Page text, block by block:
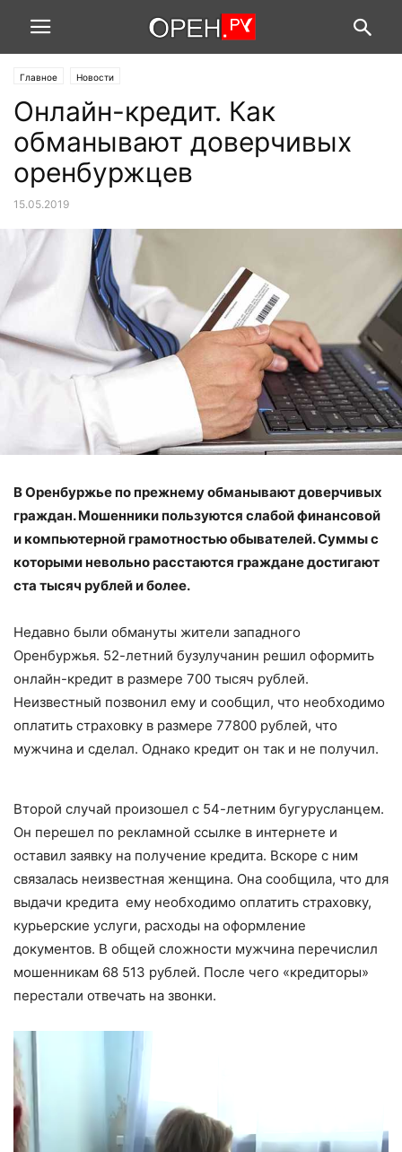
Главное Новости
Онлайн-кредит. Как
обманывают доверчивых
оренбуржцев
15.05.2019
В Оренбуржье по прежнему обманывают доверчивых
граждан. Мошенники пользуются слабой финансовой
и компьютерной грамотностью обывателей. Суммы с
которыми невольно расстаются граждане достигают
ста тысяч рублей и более.
Недавно были обмануты жители западного
Оренбуржья. 52-летний бузулучанин решил оформить
онлайн-кредит в размере 700 тысяч рублей.
Неизвестный позвонил ему и сообщил, что необходимо
оплатить страховку в размере 77800 рублей, что
мужчина и сделал. Однако кредит он так и не получил.
Второй случай произошел с 54-летним бугурусланцем.
Он перешел по рекламной ссылке в интернете и
оставил заявку на получение кредита. Вскоре с ним
связалась неизвестная женщина. Она сообщила, что для
выдачи кредита ему необходимо оплатить страховку,
курьерские услуги, расходы на оформление
документов. В общей сложности мужчина перечислил
мошенникам 68 513 рублей. После чего «кредиторы»
перестали отвечать на звонки.
Видеоплеер